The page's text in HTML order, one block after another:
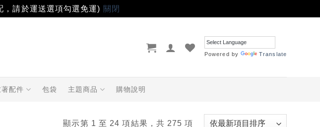
請於運送選項勾選免運) 關閉
Powered by Translate
著配件 包袋 主題商品 購物說明
顯示第 1 至 24 項結果，共 275 項